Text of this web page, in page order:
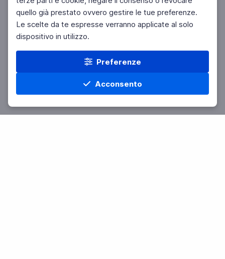
quello già prestato ovvero gestire le tue preferenze.
Le scelte da te espresse verranno applicate al solo
dispositivo in utilizzo.
Preferenze
Acconsento
Home Materie Cerca Menu